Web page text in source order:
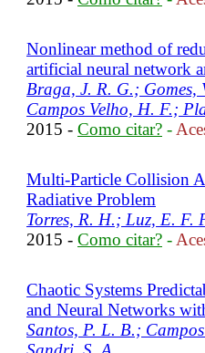
Nonlinear method of
artificial neural network
Braga, J. R. G.;
Campos Velho, H. F.;
2015 - Como citar? -
Multi-Particle Collision
Radiative Problem
Torres, R. H.; Luz, E. F.
2015 - Como citar? -
Chaotic Systems
and Neural Networks
Santos, P. L. B.;